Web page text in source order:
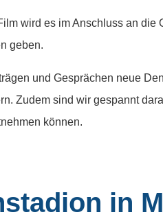
wird es im Anschluss an die
geben.
und Gesprächen neue
Zudem sind wir gespannt
können.
in